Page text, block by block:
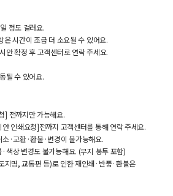
정도 걸려요.
시간이 조금 더 소요될 수 있어요.
안 확정 후 고객센터로 연락 주세요.
될 수 있어요.
] 전까지만 가능해요.
인쇄요청]전까지 고객센터를 통해 연락 주세요.
·교환·환불·변경이 불가능해요.
색상 변경도 불가능해요. (무지 봉투 포함)
지명, 교통편 등)로 인한 재인쇄·반품·환불은